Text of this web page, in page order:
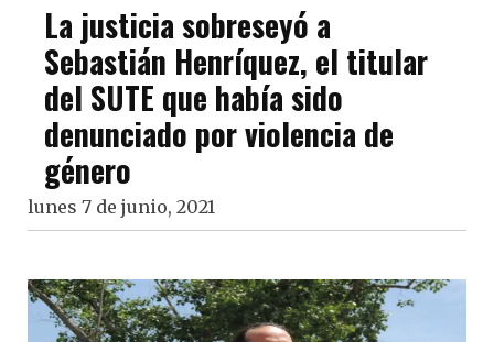
La justicia sobreseyó a
Sebastián Henríquez, el titular
del SUTE que había sido
denunciado por violencia de
género
lunes 7 de junio, 2021